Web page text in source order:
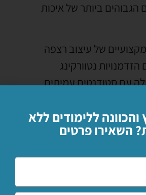
ביותר של איכות
של עיצוב רצפה
נטוורקינג
עם סטודנטים עמיתים,
בתעשייה מאפשר חילופי
מטפח צמיחה וחדשנות
בלימודים מקצועיים של
נבונה עבור כל מי
מצליחה בתחום. זה לא רק
והכוונה ללימודים ללא
השאירו פרטים